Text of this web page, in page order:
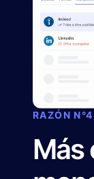
RAZÓN N°4
Más